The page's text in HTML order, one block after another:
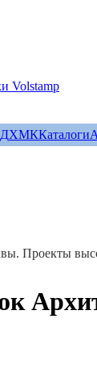
ХМККаталоги
Проекты